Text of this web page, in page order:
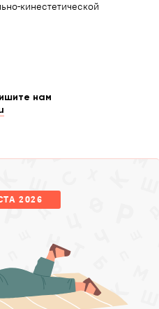
кинестетической
нам
2026